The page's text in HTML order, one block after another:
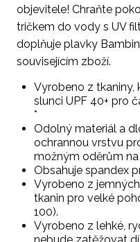
objevitele! Chraňte
tričkem do vody s UV
doplňuje plavky
souvisejícím zboží.
Vyrobeno z tkaniny,
slunci UPF 40+ pro
*
Odolný materiál a
ochrannou vrstvu
možným oděrům na
Obsahuje spandex
Vyrobeno z
tkanin pro velké
100).
Vyrobeno z lehké,
nebude zatěžovat